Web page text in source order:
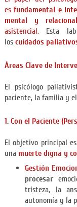
esfundamental e
mental y relacional
asistencial. Esta
los cuidados
Áreas Clave de
El psicólogo
paciente, la familia y
1. Con el Paciente
El objetivo principal
una muerte digna y
Gestión
procesar
tristeza, la
autonomía y la